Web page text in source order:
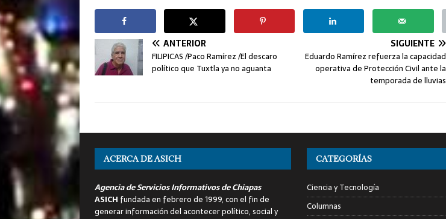
ANTERIOR
FILIPICAS /Paco Ramírez /El descaro
político que Tuxtla ya no aguanta
SIGUIENTE
Eduardo Ramírez refuerza la capacidad
operativa de Protección Civil ante la
temporada de lluvias
ACERCA DE ASICH
Agencia de Servicios Informativos de Chiapas
ASICH fundada en febrero de 1999, con el fin de
generar información del acontecer político, social y
CATEGORÍAS
Ciencia y Tecnología
Columnas